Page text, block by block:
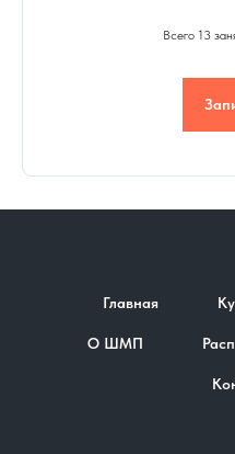
Всего 13
Главная
О ШМП